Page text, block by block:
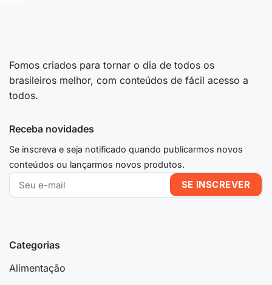
Fomos criados para tornar o dia de todos os
brasileiros melhor, com conteúdos de fácil acesso a
todos.
Categorias
Alimentação
Receba novidades
Se inscreva e seja notificado quando publicarmos novos
conteúdos ou lançarmos novos produtos.